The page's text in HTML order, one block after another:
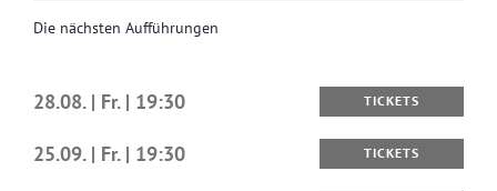
Die nächsten Aufführungen
28.08. | Fr. | 19:30 TICKETS
25.09. | Fr. | 19:30 TICKETS